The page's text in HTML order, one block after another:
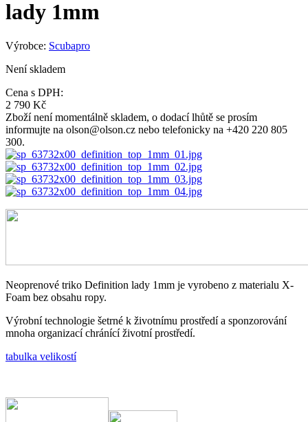
lady 1mm
Výrobce: Scubapro
Není skladem
Cena s DPH:
2 790 Kč
Zboží není momentálně skladem, o dodací lhůtě se prosím
informujte na olson@olson.cz nebo telefonicky na +420 220 805
300.
Neoprenové triko Definition lady 1mm je vyrobeno z materialu X-
Foam bez obsahu ropy.
Výrobní technologie šetrné k životnímu prostředí a sponzorování
mnoha organizací chránící životní prostředí.
tabulka velikostí